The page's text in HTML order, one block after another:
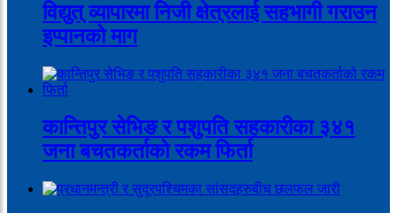
विद्युत् व्यापारमा निजी क्षेत्रलाई सहभागी गराउन
इप्पानको माग
कान्तिपुर सेभिङ र पशुपति सहकारीका ३४१
जना बचतकर्ताको रकम फिर्ता